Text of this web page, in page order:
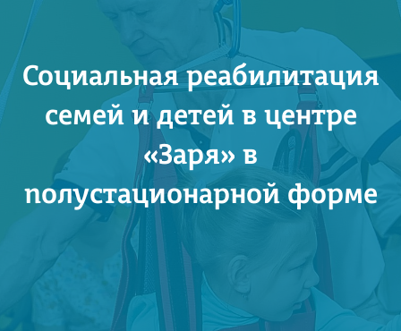
Социальная реабилитация
семей и детей в центре
«Заря» в
полустационарной форме